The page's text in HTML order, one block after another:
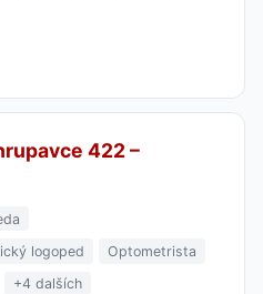
422 –
logoped
Optometrista
+4 dalších